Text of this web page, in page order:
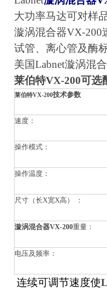
大功率马达可对样
漩涡混合器VX-200
试管、离心管及酶
美国Labnet漩涡混
莱伯特VX-200可选
莱伯特VX-200技术参数
速度：
操作模式：
操作温度：
尺寸（长X宽X高） ：
漩涡混合器VX-200重量：
电压及频率：
连续可调节速度使